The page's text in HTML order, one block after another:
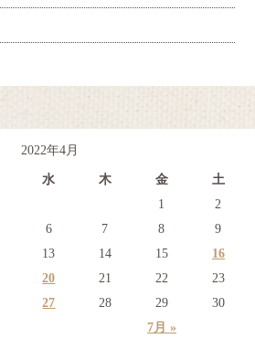
2022年4月
水 木 金 土
7月 »
1
2
6 7 8
9
13 14 15
16
20 21 22
23
27 28 29 30